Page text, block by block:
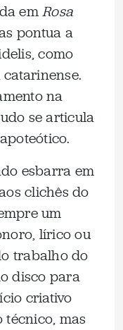
emRosa
pontua a
como
na
se articula
esbarra em
clichês do
um
lírico ou
trabalho do
disco para
criativo
mas